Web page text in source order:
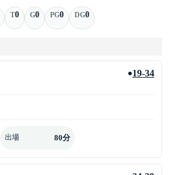
T0 G0 PG0 DG0
●19-34
出場 80分